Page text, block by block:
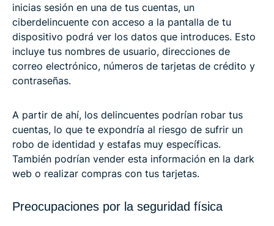
inicias sesión en una de tus cuentas, un
ciberdelincuente con acceso a la pantalla de tu
dispositivo podrá ver los datos que introduces. Esto
incluye tus nombres de usuario, direcciones de
correo electrónico, números de tarjetas de crédito y
contraseñas.
A partir de ahí, los delincuentes podrían robar tus
cuentas, lo que te expondría al riesgo de sufrir un
robo de identidad y estafas muy específicas.
También podrían vender esta información en la dark
web o realizar compras con tus tarjetas.
Preocupaciones por la seguridad física